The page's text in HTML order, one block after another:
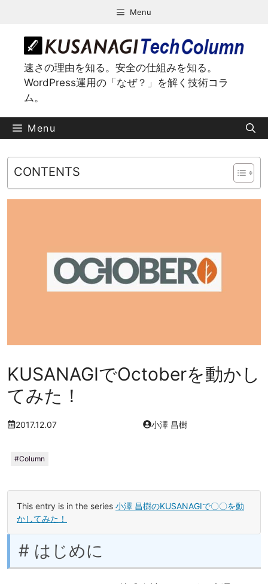
プ
Menu
速さの理由を知る。安全の仕組みを知る。
WordPress運用の「なぜ？」を解く技術コラ
ム。
Menu
CONTENTS
KUSANAGIでOctoberを動かし
てみた！
2017.12.07 小澤 昌樹
Column
This entry is in the series 小澤 昌樹のKUSANAGIで〇〇を動
かしてみた！
# はじめに